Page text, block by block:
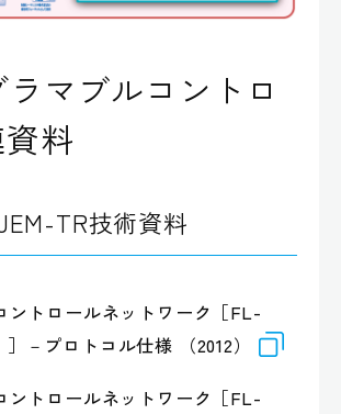
マブルコントロ
料
TR技術資料
トロールネットワーク［FL-
－プロトコル仕様 （2012）
トロールネットワーク［FL-